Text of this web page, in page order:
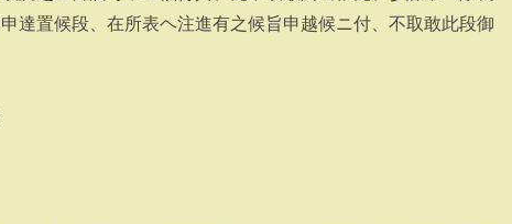
達置候段、在所表ヘ注進有之候旨申越候ニ付、不取敢此段御